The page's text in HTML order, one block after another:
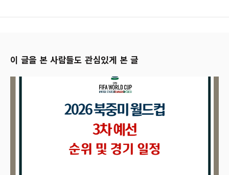
이 글을 본 사람들도 관심있게 본 글